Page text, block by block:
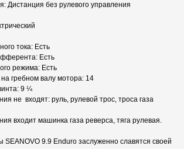
Дистанция без рулевого управления
тока: Есть
Есть
режима: Есть
гребном валу мотора: 14
9 ¼
не входят: руль, рулевой трос, троса газа
входит машинка газа реверса, тяга рулевая.
SEANOVO 9.9 Enduro заслуженно славятся своей